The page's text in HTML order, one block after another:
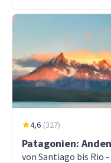
4,6 (327)
Patagonien:
von Santiago bis Rio